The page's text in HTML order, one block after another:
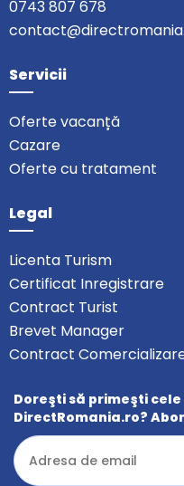
• Pat suplimentar cu mic
• Pat suplimentar cu DP -
• Pat suplimentar cu PC –
DP- bufet = 100 50 lei/zi
PC- meniu fix = 70 50 lei/zi
0743 807 678
Servicii
Oferte vacanță
Cazare
Oferte cu tratament
Legal
Licenta Turism
Certificat Inregistrare
Contract Turist
Brevet Manager
Contract
Doreşti să primeşti
DirectRomania.ro?